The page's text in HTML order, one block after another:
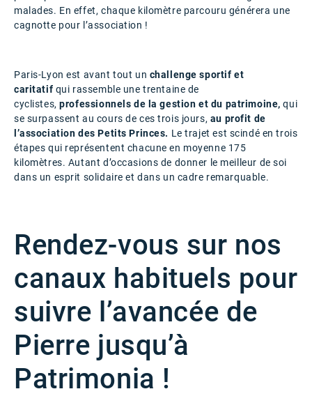
malades. En effet, chaque kilomètre parcouru générera une
cagnotte pour l’association !
Paris-Lyon est avant tout un challenge sportif et
caritatif qui rassemble une trentaine de
cyclistes, professionnels de la gestion et du patrimoine,qui
se surpassent au cours de ces trois jours, au profit de
l’association des Petits Princes. Le trajet est scindé en trois
étapes qui représentent chacune en moyenne 175
kilomètres. Autant d’occasions de donner le meilleur de soi
dans un esprit solidaire et dans un cadre remarquable.
Rendez-vous sur nos
canaux habituels pour
suivre l’avancée de
Pierre jusqu’à
Patrimonia !